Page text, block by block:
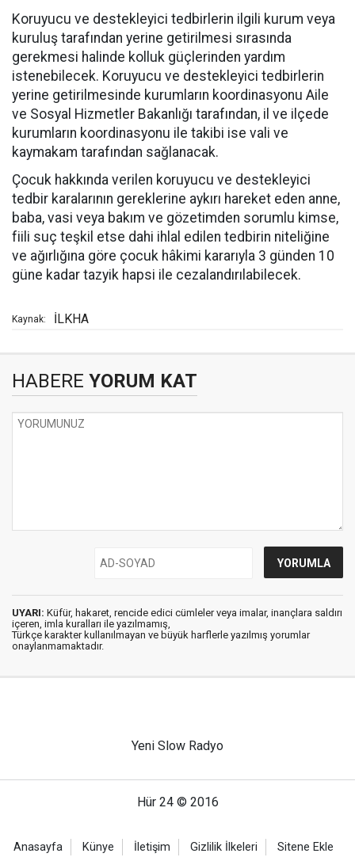
Koruyucu ve destekleyici tedbirlerin ilgili kurum veya
kuruluş tarafından yerine getirilmesi sırasında
gerekmesi halinde kolluk güçlerinden yardım
istenebilecek. Koruyucu ve destekleyici tedbirlerin
yerine getirilmesinde kurumların koordinasyonu Aile
ve Sosyal Hizmetler Bakanlığı tarafından, il ve ilçede
kurumların koordinasyonu ile takibi ise vali ve
kaymakam tarafından sağlanacak.
Çocuk hakkında verilen koruyucu ve destekleyici
tedbir karalarının gereklerine aykırı hareket eden anne,
baba, vasi veya bakım ve gözetimden sorumlu kimse,
fiili suç teşkil etse dahi ihlal edilen tedbirin niteliğine
ve ağırlığına göre çocuk hâkimi kararıyla 3 günden 10
güne kadar tazyik hapsi ile cezalandırılabilecek.
Kaynak: İLKHA
HABERE YORUM KAT
UYARI: Küfür, hakaret, rencide edici cümleler veya imalar, inançlara saldırı
içeren, imla kuralları ile yazılmamış,
Türkçe karakter kullanılmayan ve büyük harflerle yazılmış yorumlar
onaylanmamaktadır.
Yeni Slow Radyo
Hür 24 © 2016
Anasayfa Künye İletişim Gizlilik İlkeleri Sitene Ekle